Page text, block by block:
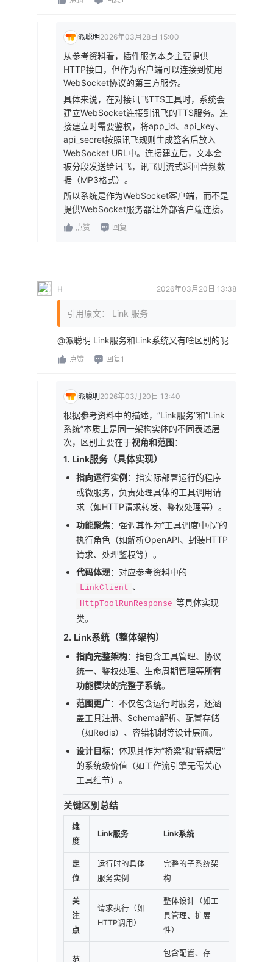
派聪明2026年03月28日 15:00
从参考资料看，插件服务本身主要提供
HTTP接口，但作为客户端可以连接到使用
WebSocket协议的第三方服务。
具体来说，在对接讯飞TTS工具时，系统会
建立WebSocket连接到讯飞的TTS服务。连
接建立时需要鉴权，将app_id、api_key、
api_secret按照讯飞规则生成签名后放入
WebSocket URL中。连接建立后，文本会
被分段发送给讯飞，讯飞则流式返回音频数
据（MP3格式）。
所以系统是作为WebSocket客户端，而不是
提供WebSocket服务器让外部客户端连接。
点赞 回复
H 2026年03月20日 13:38
引用原文： Link 服务
@派聪明 Link服务和Link系统又有啥区别的呢
点赞 回复1
派聪明2026年03月20日 13:40
根据参考资料中的描述，”Link服务”和”Link
系统”本质上是同一架构实体的不同表述层
次，区别主要在于视角和范围：
1. Link服务（具体实现）
指向运行实例 ：指实际部署运行的程序
或微服务，负责处理具体的工具调用请
求（如HTTP请求转发、鉴权处理等）。
功能聚焦：强调其作为”工具调度中心”的
执行角色（如解析OpenAPI、封装HTTP
请求、处理鉴权等）。
代码体现：对应参考资料中的
LinkClient 、
HttpToolRunResponse 等具体实现
类。
2. Link系统（整体架构）
指向完整架构：指包含工具管理、协议
统一、鉴权处理、生命周期管理等所有
功能模块的完整子系统。
范围更广：不仅包含运行时服务，还涵
盖工具注册、Schema解析、配置存储
（如Redis）、容错机制等设计层面。
设计目标：体现其作为”桥梁”和”解耦层”
的系统级价值（如工作流引擎无需关心
工具细节）。
关键区别总结
维
度
Link服务 Link系统
定
位
运行时的具体
服务实例
完整的子系统架
构
关
注
点
请求执行（如
HTTP调用）
整体设计（如工
具管理、扩展
性）
范
包含配置、存